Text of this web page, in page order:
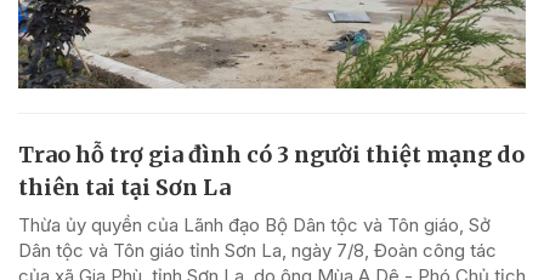
Trao hỗ trợ gia đình có 3 người thiệt mạng do
thiên tai tại Sơn La
Thừa ủy quyền của Lãnh đạo Bộ Dân tộc và Tôn giáo, Sở
Dân tộc và Tôn giáo tỉnh Sơn La, ngày 7/8, Đoàn công tác